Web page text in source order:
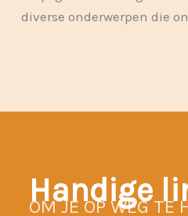
diverse onderwerpen die
Handige
OM JE OP WEG TE